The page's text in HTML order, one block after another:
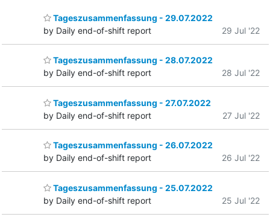
Tageszusammenfassung - 29.07.2022
by Daily end-of-shift report
29 Jul '22
Tageszusammenfassung - 28.07.2022
by Daily end-of-shift report
28 Jul '22
Tageszusammenfassung - 27.07.2022
by Daily end-of-shift report
27 Jul '22
Tageszusammenfassung - 26.07.2022
by Daily end-of-shift report
26 Jul '22
Tageszusammenfassung - 25.07.2022
by Daily end-of-shift report
25 Jul '22